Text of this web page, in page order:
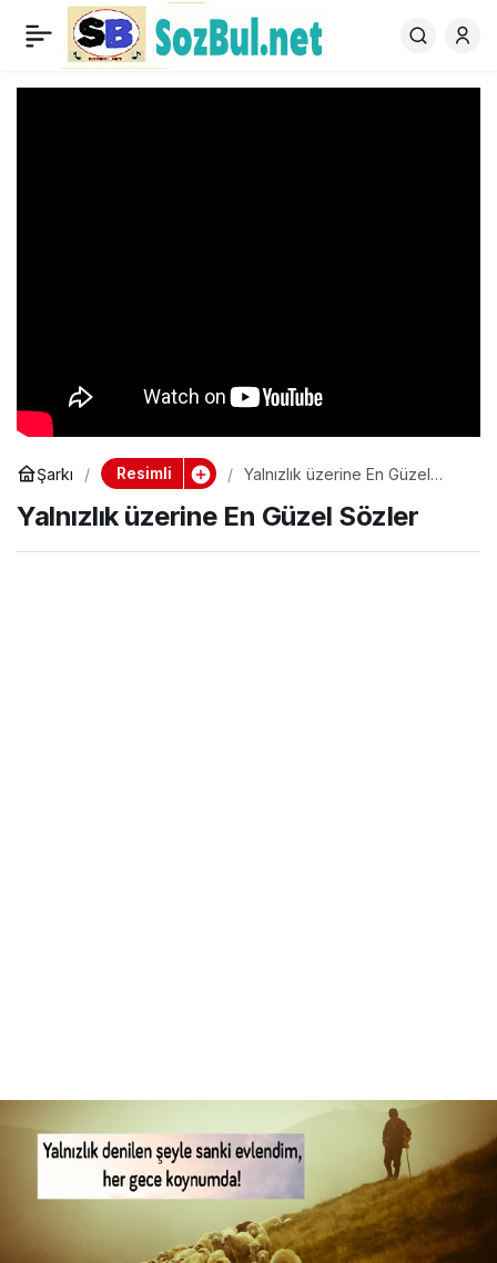
Şarkı Resimli
Yalnızlık üzerine En Güzel
Yalnızlık üzerine En Güzel Sözler
Yalnızlık üzerine En
Güzel Sözler